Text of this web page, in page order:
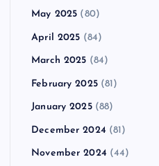
May 2025 (80)
April 2025 (84)
March 2025 (84)
February 2025(81)
January 2025(88)
December 2024 (81)
November 2024 (44)